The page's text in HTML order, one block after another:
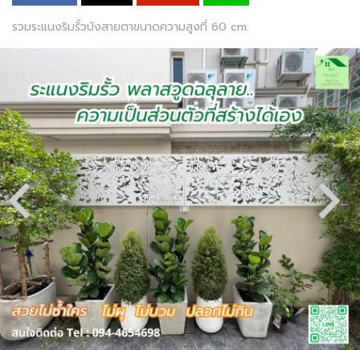
รวมระแนงริมรั้วบังสายตาขนาดความสูงที่ 60 cm.